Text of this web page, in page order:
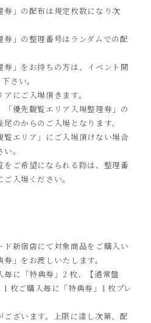
」の配布は規定枚数になり次
」の整理番号はランダムでの配
」をお持ちの方は、イベント開
さい。
にご入場頂きます。
優先観覧エリア入場整理券」の
のからのご入場となります、
覧エリア」にご入場頂けない場合
。
ご希望になられる際は、整理番
入場ください。
ド新宿店に て対象商品をご購入 い
券」を お渡しいたします。
毎に「特典券」 2 枚、【通常盤
1 枚ご購入毎に「特典券」 1 枚プレ
ございます。上限に達し次第、配